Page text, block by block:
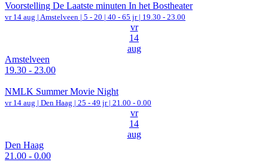
Voorstelling De Laatste minuten In het Bostheater
vr 14 aug | Amstelveen | 5 - 20 | 40 - 65 jr | 19.30 - 23.00
vr
14
aug
Amstelveen
19.30 - 23.00
NMLK Summer Movie Night
vr 14 aug | Den Haag | 25 - 49 jr | 21.00 - 0.00
vr
14
aug
Den Haag
21.00 - 0.00